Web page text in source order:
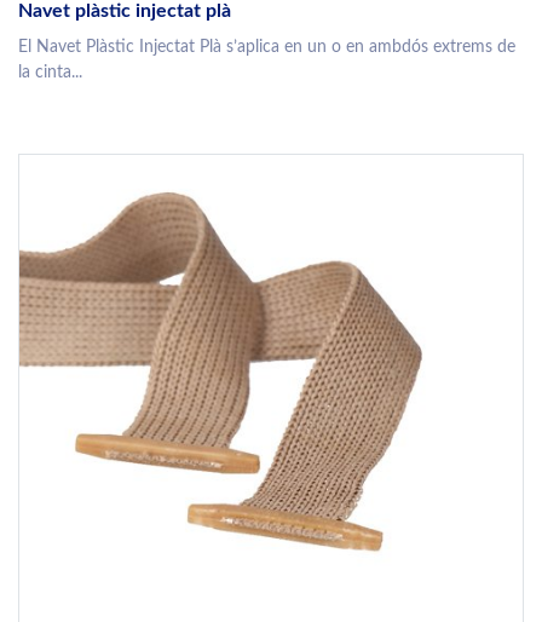
Navet plàstic injectat plà
El Navet Plàstic Injectat Plà s’aplica en un o en ambdós extrems de
la cinta...